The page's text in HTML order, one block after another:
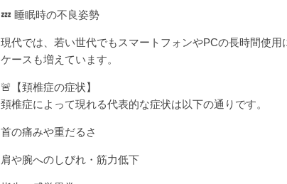
💤 睡眠時の不良姿勢
現代では、若い世代でもスマートフォンやPCの長時間使
ケースも増えています。
🚨【頚椎症の症状】
頚椎症によって現れる代表的な症状は以下の通りです。
首の痛みや重だるさ
肩や腕へのしびれ・筋力低下